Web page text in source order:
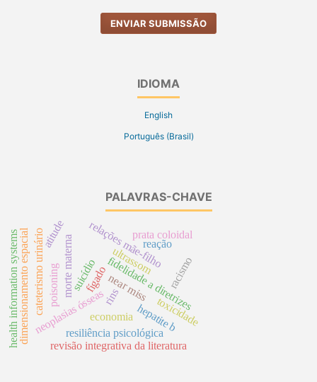
ENVIAR SUBMISSÃO
IDIOMA
English
Português (Brasil)
PALAVRAS-CHAVE
hepatite b
neoplasias ósseas
poisoning
ultrassom
cateterismo urinário near miss
fidelidade a diretrizes
resiliência psicológica
relações mãe-filho
dimensionamento espacial morte materna
economia
suicídio
reação
prata coloidal
toxicidade
fígado
rins
health information systems racismo
revisão integrativa da literatura
atitude